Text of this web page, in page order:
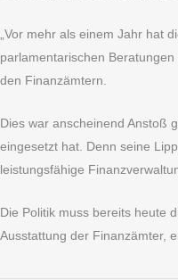
„Vor mehr als einem Jahr hat
parlamentarischen
den Finanzämtern.
Dies war anscheinend Anstoß
eingesetzt hat. Denn seine
leistungsfähige
Die Politik muss bereits heute
Ausstattung der Finanzämter,